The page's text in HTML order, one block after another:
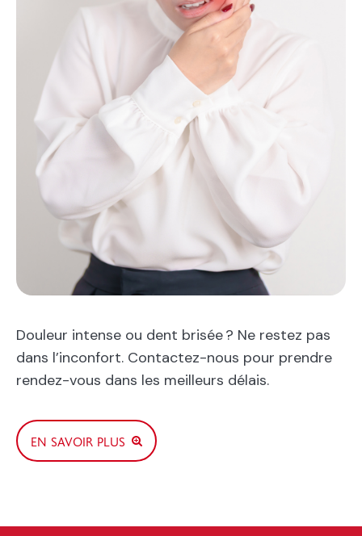
Douleur intense ou dent brisée ? Ne restez pas
dans l’inconfort. Contactez-nous pour prendre
rendez-vous dans les meilleurs délais.
EN SAVOIR PLUS